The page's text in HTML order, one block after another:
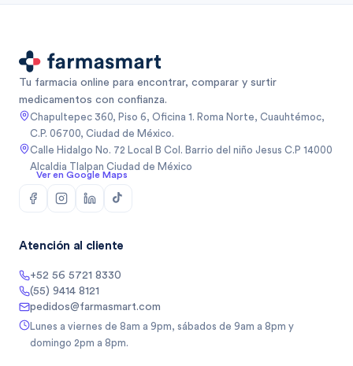
Tu farmacia online para encontrar, comparar y surtir
medicamentos con confianza.
Chapultepec 360, Piso 6, Oficina 1. Roma Norte, Cuauhtémoc,
C.P. 06700, Ciudad de México.
Calle Hidalgo No. 72 Local B Col. Barrio del niño Jesus C.P 14000
Alcaldia Tlalpan Ciudad de México
Ver en Google Maps
Atención al cliente
+52 56 5721 8330
(55) 9414 8121
pedidos@farmasmart.com
Lunes a viernes de 8am a 9pm, sábados de 9am a 8pm y
domingo 2pm a 8pm.